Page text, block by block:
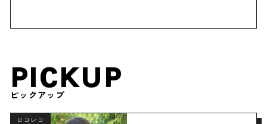
PICKUP
ピックアップ
ロコレコ